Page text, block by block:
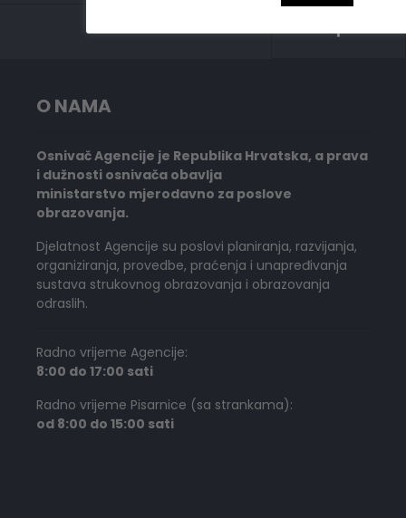
O NAMA
Osnivač Agencije je Republika Hrvatska, a prava
i dužnosti osnivača obavlja
ministarstvo mjerodavno za poslove
obrazovanja.
Djelatnost Agencije su poslovi planiranja, razvijanja,
organiziranja, provedbe, praćenja i unapređivanja
sustava strukovnog obrazovanja i obrazovanja
odraslih.
Radno vrijeme Agencije:
8:00 do 17:00 sati
Radno vrijeme Pisarnice (sa strankama):
od 8:00 do 15:00 sati